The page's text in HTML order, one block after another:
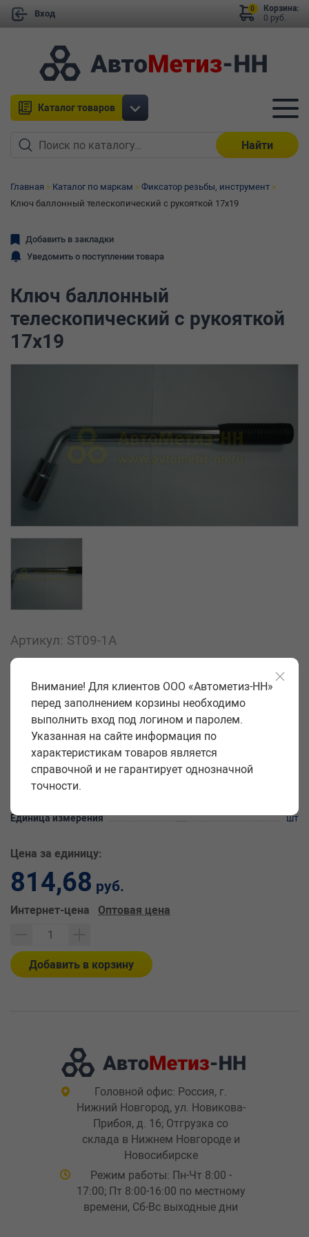
Вход
Корзина:
0 руб.
0
Каталог товаров
Найти
Главная Каталог по маркам
Фиксатор резьбы, инструмент
Ключ баллонный телескопический с рукояткой 17х19
Добавить в закладки
Уведомить о поступлении товара
Ключ баллонный
телескопический с рукояткой
17х19
Артикул: ST09-1A
Код: 02643
Закажите товар ключ баллонный телескопический с
рукояткой 17х19 на сайте «Автометиз-НН» оптом с доставкой
по всей России. Купить товар ключ баллонный
телескопический с рукояткой 17х19 можно по цене 814.68
рублей (характеристики, фото, описание).
Производитель
Единица измерения
шт
Цена за единицу:
814,68 руб.
Интернет-цена Оптовая цена
Добавить в корзину
Головной офис: Россия, г.
Нижний Новгород, ул. Новикова-
Прибоя, д. 16; Отгрузка со
склада в Нижнем Новгороде и
Новосибирске
Режим работы: Пн-Чт 8:00 -
17:00; Пт 8:00-16:00 по местному
времени, Сб-Вс выходные дни
Внимание! Для клиентов ООО «Автометиз-НН»
перед заполнением корзины необходимо
выполнить вход под логином и паролем.
Указанная на сайте информация по
характеристикам товаров является
справочной и не гарантирует однозначной
точности.